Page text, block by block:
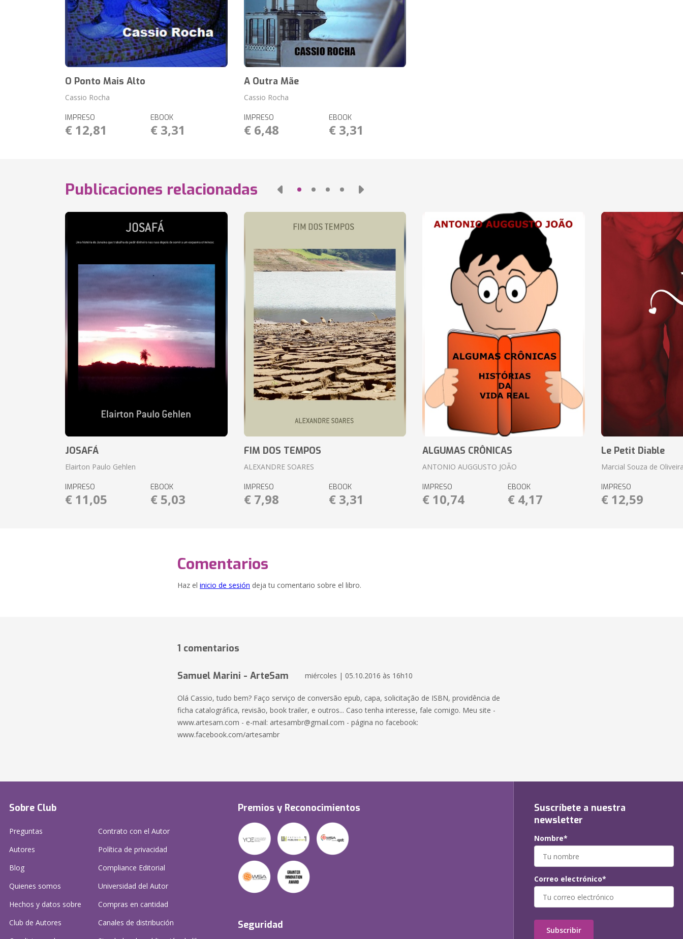
O Ponto Mais Alto
Cassio Rocha
IMPRESO
€ 12,81
EBOOK
€ 3,31
A Outra Mãe
Cassio Rocha
IMPRESO
€ 6,48
EBOOK
€ 3,31
Publicaciones relacionadas
JOSAFÁ
Elairton Paulo Gehlen
IMPRESO
€ 11,05
EBOOK
€ 5,03
FIM DOS TEMPOS
ALEXANDRE SOARES
IMPRESO
€ 7,98
EBOOK
€ 3,31
ALGUMAS CRÔNICAS
ANTONIO AUGGUSTO JOÃO
IMPRESO
€ 10,74
EBOOK
€ 4,17
Le Petit Diable
Marcial Souza de
IMPRESO
€ 12,59
Comentarios
Haz el inicio de sesión deja tu comentario sobre el libro.
1 comentarios
Samuel Marini - ArteSam miércoles | 05.10.2016 às 16h10
Olá Cassio, tudo bem? Faço serviço de conversão epub, capa, solicitação de ISBN, providência de
ficha catalográfica, revisão, book trailer, e outros... Caso tenha interesse, fale comigo. Meu site -
www.artesam.com - e-mail: artesambr@gmail.com - página no facebook:
www.facebook.com/artesambr
Sobre Club
Preguntas
Autores
Blog
Quienes somos
Hechos y datos sobre
Club de Autores
Contrato con el Autor
Política de privacidad
Compliance Editorial
Universidad del Autor
Compras en cantidad
Canales de distribución
Premios y Reconocimientos
Seguridad
Suscríbete a nuestra
newsletter
Nombre*
Correo electrónico*
Subscribir